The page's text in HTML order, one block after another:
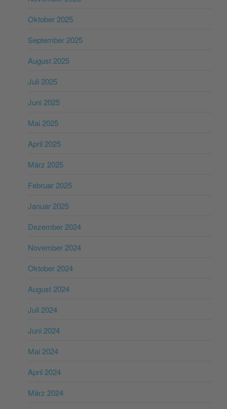
Oktober 2025
September 2025
August 2025
Juli 2025
Juni 2025
Mai 2025
April 2025
März 2025
Februar 2025
Januar 2025
Dezember 2024
November 2024
Oktober 2024
August 2024
Juli 2024
Juni 2024
Mai 2024
April 2024
März 2024